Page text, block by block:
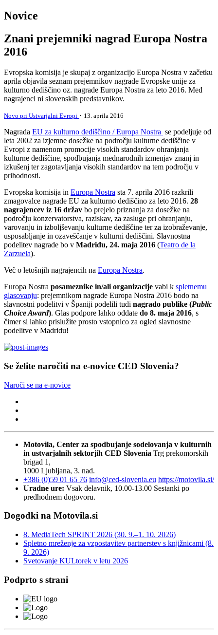
Novice
Znani prejemniki nagrad Europa Nostra
2016
Evropska komisija je skupaj z organizacijo Europa Nostra v začetku
aprila objavila seznam prejemnikov nagrade Evropske unije za
kulturno dediščino oz. nagrade Europa Nostra za leto 2016. Med
nagrajenci ni slovenskih predstavnikov.
Novo pri Ustvarjalni Evropi · 13. aprila 2016
Nagrada EU za kulturno dediščino / Europa Nostra se podeljuje od
leta 2002 za izjemne dosežke na področju kulturne dediščine v
Evropi z namenom promocije visokih standardov ohranjanja
kulturne dediščine, spodbujanja mednarodnih izmenjav znanj in
izkušenj ter zagotavljanja visokih standardov na tem področju v
prihodnosti.
Evropska komisija in Europa Nostra sta 7. aprila 2016 razkrili
zmagovalce nagrade EU za kulturno dediščino za leto 2016. 28
nagrajencev iz 16 držav bo prejelo priznanja za dosežke na
področju konzervatorstva, raziskav, za zasluge pri ohranjanju,
varovanju in izboljševanju kulturne dediščine ter za izobraževanje,
usposabljanje in ozaveščanje v kulturni dediščini. Slavnostna
podelitev nagrade bo v Madridu, 24. maja 2016 (Teatro de la
Zarzuela).
Več o letošnjih nagrajencih na Europa Nostra.
Europa Nostra posameznike in/ali organizacije vabi k spletnemu
glasovanju: prejemnikom nagrade Europa Nostra 2016 bodo na
slavnostni podelitvi v Španiji podelili tudi nagrado publike (Public
Choice Award). Glas podpore lahko oddate do 8. maja 2016, s
čimer si lahko prislužite prosto vstopnico za ogled slavnostne
podelitve v Madridu!
Se želite naročiti na e-novice CED Slovenia?
Naroči se na e-novice
Motovila, Center za spodbujanje sodelovanja v kulturnih
in ustvarjalnih sektorjih CED Slovenia Trg prekomorskih
brigad 1,
1000 Ljubljana, 3. nad.
+386 (0)59 01 65 76 info@ced-slovenia.eu https://motovila.si/
Uradne ure: Vsak delavnik, 10.00-13.00 Sestanki po
predhodnem dogovoru.
Dogodki na Motovila.si
8. MediaTech SPRINT 2026 (30. 9.–1. 10. 2026)
Spletno mreženje za vzpostavitev partnerstev s knjižnicami (8.
9. 2026)
Svetovanje KULtorek v letu 2026
Podprto s strani